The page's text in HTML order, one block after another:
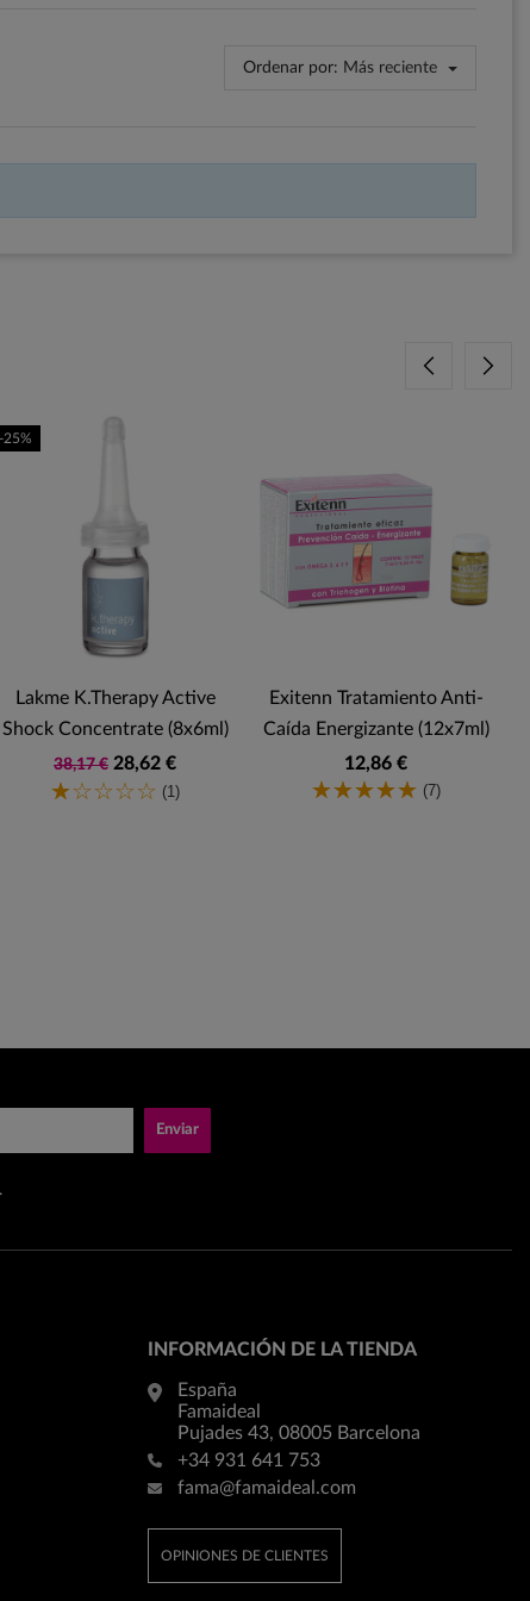
Ordenar por: Más reciente
Lakme K.Therapy Active
Shock Concentrate (8x6ml)
38,17 € 28,62 €
(1)
-25%
Exitenn Tratamiento Anti-
Caída Energizante (12x7ml)
12,86 €
(7)
Enviar
INFORMACIÓN DE LA TIENDA
España
Famaideal
Pujades 43, 08005 Barcelona
+34 931 641 753
fama@famaideal.com
OPINIONES DE CLIENTES